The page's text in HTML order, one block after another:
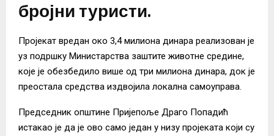
бројни туристи.
Пројекат вредан око 3,4 милиона динара реализован је
уз подршку Министарства заштите животне средине,
које је обезбедило више од три милиона динара, док је
преостала средства издвојила локална самоуправа.
Председник општине Пријепоље Драго Попадић
истакао је да је ово само један у низу пројеката који су